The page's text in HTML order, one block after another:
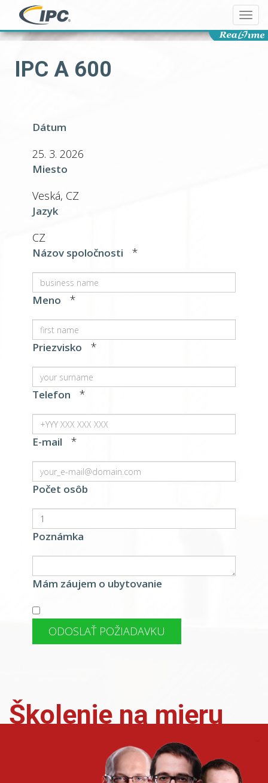
IPC A 600
Dátum
25. 3. 2026
Miesto
Veská, CZ
Jazyk
CZ
Názov spoločnosti *
Meno *
Priezvisko *
Telefon *
E-mail *
Počet osôb
Poznámka
Mám záujem o ubytovanie
ODOSLAŤ POŽIADAVKU
Školenie na mieru